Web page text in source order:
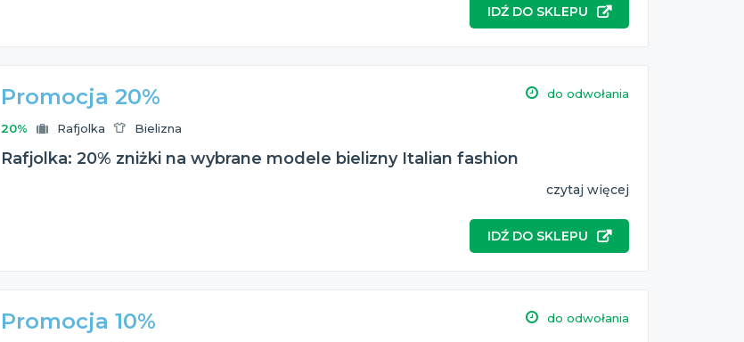
IDŹ DO SKLEPU
Promocja 20% do odwołania
20% Rafjolka Bielizna
Rafjolka: 20% zniżki na wybrane modele bielizny Italian fashion
czytaj więcej
IDŹ DO SKLEPU
Promocja 10% do odwołania